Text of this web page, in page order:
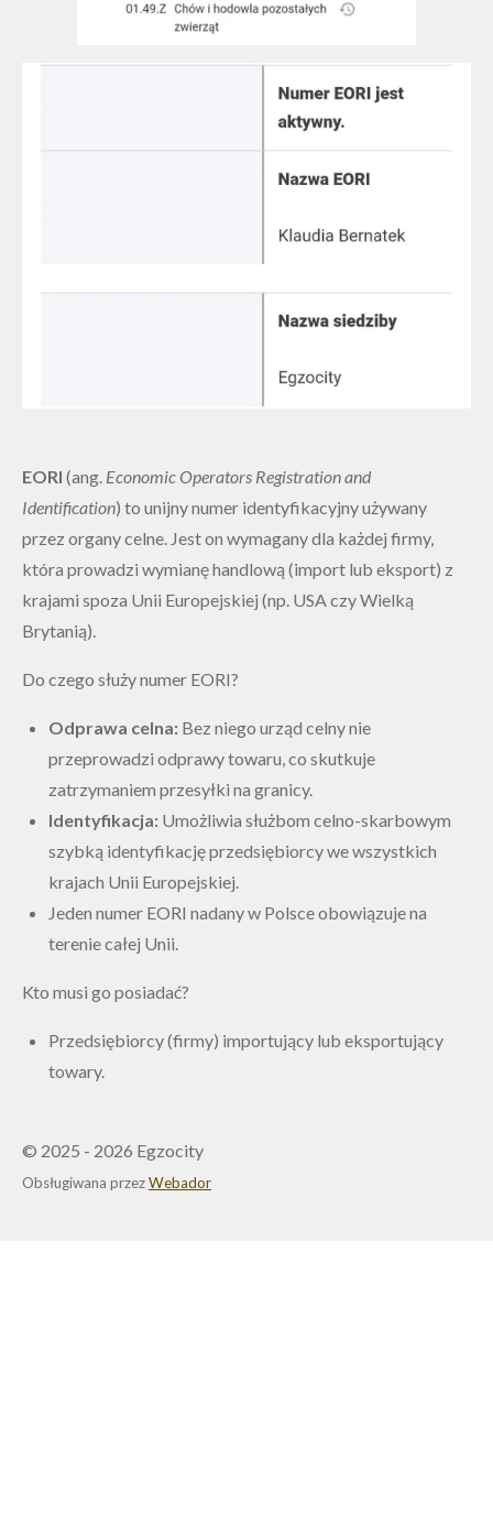
EORI (ang. Economic Operators Registration and
Identification) to unijny numer identyfikacyjny używany
przez organy celne. Jest on wymagany dla każdej firmy,
która prowadzi wymianę handlową (import lub eksport) z
krajami spoza Unii Europejskiej (np. USA czy Wielką
Brytanią).
Do czego służy numer EORI?
Odprawa celna: Bez niego urząd celny nie
przeprowadzi odprawy towaru, co skutkuje
zatrzymaniem przesyłki na granicy.
Identyfikacja: Umożliwia służbom celno-skarbowym
szybką identyfikację przedsiębiorcy we wszystkich
krajach Unii Europejskiej.
Jeden numer EORI nadany w Polsce obowiązuje na
terenie całej Unii.
Kto musi go posiadać?
Przedsiębiorcy (firmy) importujący lub eksportujący
towary.
© 2025 - 2026 Egzocity
Obsługiwana przezWebador